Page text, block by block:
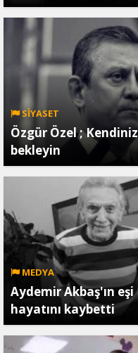
SİYASET
Özgür Özel ;
bekleyin
MEDYA
Aydemir Akbaş'ın
hayatını kaybetti